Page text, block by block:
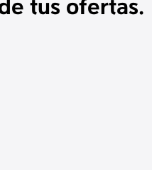
tus ofertas.